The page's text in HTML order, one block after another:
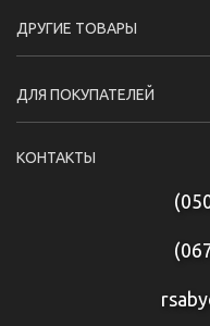
ДРУГИЕ ТОВАРЫ
ДЛЯ ПОКУПАТЕЛЕЙ
КОНТАКТЫ